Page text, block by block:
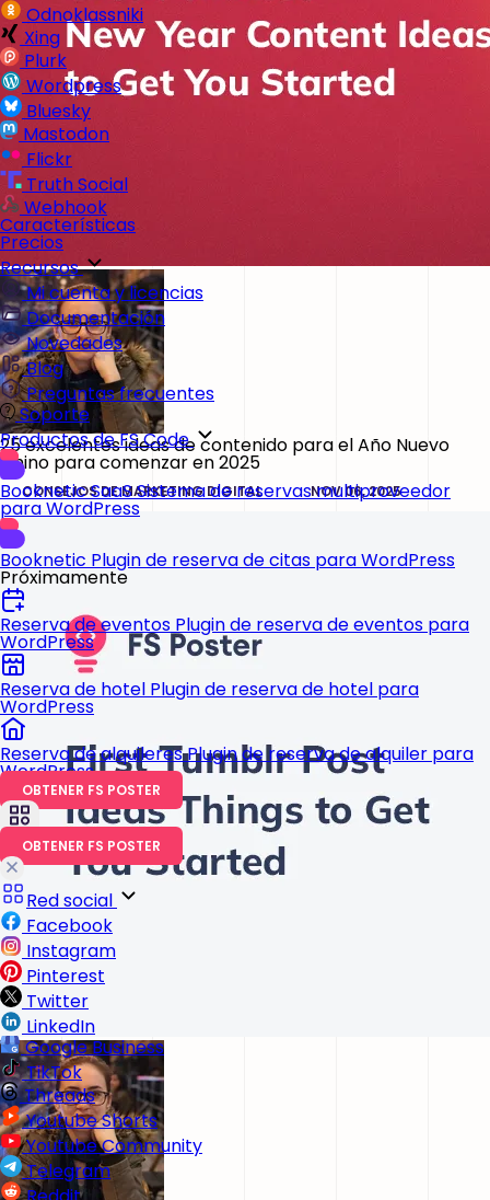
Odnoklassniki
Xing
Plurk
Wordpress
Bluesky
Mastodon
Flickr
Truth Social
Webhook
Características
Precios
Recursos
Mi cuenta y licencias
Documentación
Novedades
Blog
Preguntas frecuentes
Soporte
Productos de FS Code
Booknetic SaaSSistema de reservas multiproveedor
para WordPress
Booknetic Plugin de reserva de citas para WordPress
Próximamente
Reserva de eventos Plugin de reserva de eventos para
WordPress
Reserva de hotel Plugin de reserva de hotel para
WordPress
Reserva de alquileresPlugin de reserva de alquiler para
WordPress
OBTENER FS POSTER
OBTENER FS POSTER
Red social
Facebook
Instagram
Pinterest
Twitter
LinkedIn
Google Business
TikTok
Threads
Youtube Shorts
Youtube Community
Telegram
25 excelentes ideas de contenido para el Año Nuevo
Chino para comenzar en 2025
CONSEJOS DE MARKETING DIGITAL NOV 06, 2025